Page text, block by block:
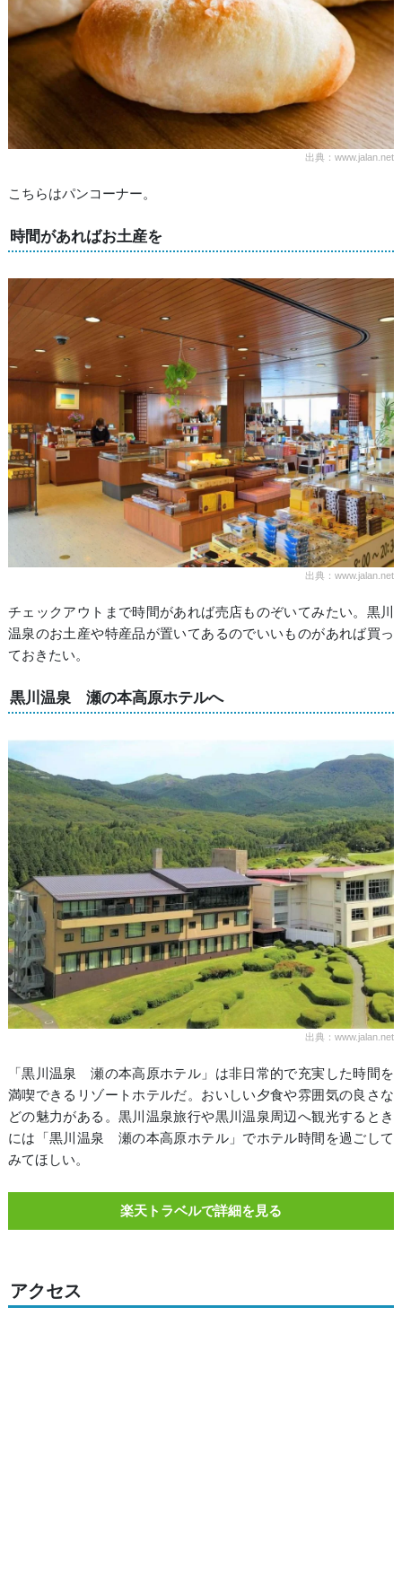
出典：www.jalan.net
こちらはパンコーナー。
時間があればお土産を
出典：www.jalan.net
チェックアウトまで時間があれば売店ものぞいてみたい。黒川
温泉のお土産や特産品が置いてあるのでいいものがあれば買っ
ておきたい。
黒川温泉 瀬の本高原ホテルへ
出典：www.jalan.net
「黒川温泉 瀬の本高原ホテル」は非日常的で充実した時間を
満喫できるリゾートホテルだ。おいしい夕食や雰囲気の良さな
どの魅力がある。黒川温泉旅行や黒川温泉周辺へ観光するとき
には「黒川温泉 瀬の本高原ホテル」でホテル時間を過ごして
みてほしい。
楽天トラベルで詳細を見る
アクセス